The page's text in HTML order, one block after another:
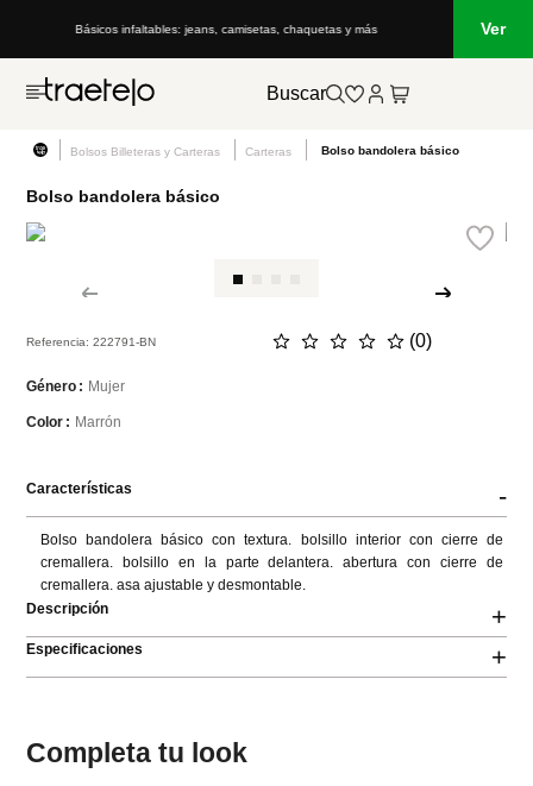
Básicos infaltables: jeans, camisetas, chaquetas y más Ver
Buscar
Bolsos Billeteras y Carteras Carteras Bolso bandolera básico
Bolso bandolera básico
Referencia:222791-BN ☆ ☆ ☆ ☆ ☆ (0)
Género Mujer
Color Marrón
Características -
Bolso bandolera básico con textura. bolsillo interior con cierre de
cremallera. bolsillo en la parte delantera. abertura con cierre de
cremallera. asa ajustable y desmontable.
Descripción
+
Especificaciones +
Completa tu look